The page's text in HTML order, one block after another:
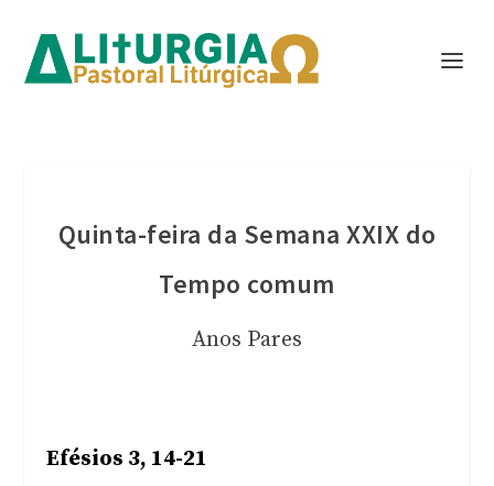
Quinta-feira da Semana XXIX do
Tempo comum
Anos Pares
Efésios 3, 14-21